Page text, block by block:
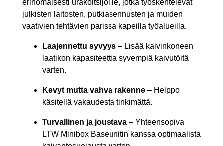
erinomaisesti urakoitsijoille, jotka työskentelevät
julkisten laitosten, putkiasennusten ja muiden
vaativien tehtävien parissa kapeilla työalueilla.
Laajennettu syvyys – Lisää kaivinkoneen
laatikon kapasiteettia syvempiä kaivutöitä
varten.
Kevyt mutta vahva rakenne – Helppo
käsitellä vakaudesta tinkimättä.
Turvallinen ja joustava – Yhteensopiva
LTW Minibox Baseunitin kanssa optimaalista